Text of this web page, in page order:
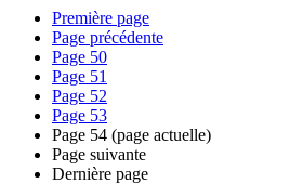
Première page
Page précédente
Page 50
Page 51
Page 52
Page 53
Page 54 (page actuelle)
Page suivante
Dernière page